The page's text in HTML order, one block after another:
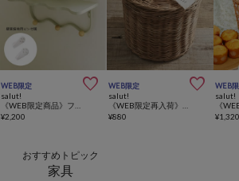
WEB限定 
salut!
¥2,200
WEB限定 
salut!
¥880
WEB
salut!
¥
おすすめトピック
家具